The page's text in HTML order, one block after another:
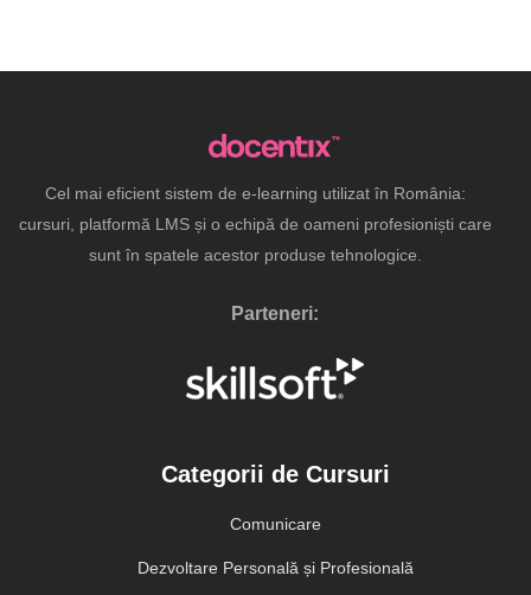
Cel mai eficient sistem de e-learning utilizat în România:
cursuri, platformă LMS și o echipă de oameni profesioniști care
sunt în spatele acestor produse tehnologice.
Parteneri:
Categorii de Cursuri
Comunicare
Dezvoltare Personală și Profesională